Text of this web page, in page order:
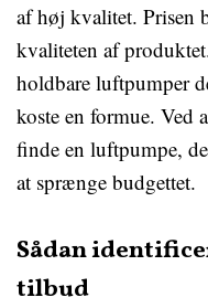
af høj kvalitet. Prisen
kvaliteten af
holdbare luftpumper
koste en formue. Ved
finde en luftpumpe,
at sprænge budgettet.
Sådan
tilbud